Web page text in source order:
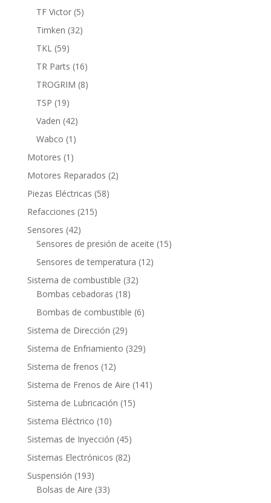
productos
TF Victor 55
productos
Timken 3232
TKL 5959
productos
TR Parts 1616
productos
TROGRIM 88
TSP 1919
productos
Vaden 4242
productos
Wabco 1 1
producto
Motores 1 1
producto
Motores Reparados 22
Piezas Eléctricas 5858
Refacciones 215215
Sensores 4242
productos
Sensores de presión de aceite 1515
Sensores de temperatura 1212
Sistema de combustible 3232
Bombas cebadoras 1818
productos
Bombas de combustible 66
Sistema de Dirección 2929
productos
Sistema de Enfriamiento 329329
Sistema de frenos 1212
productos
Sistema de Frenos de Aire 141 141
Sistema de Lubricación 1515
Sistema Eléctrico 1010
productos
Sistemas de Inyección 4545
productos
Sistemas Electrónicos 8282
Suspensión 193193
productos
Bolsas de Aire 3333